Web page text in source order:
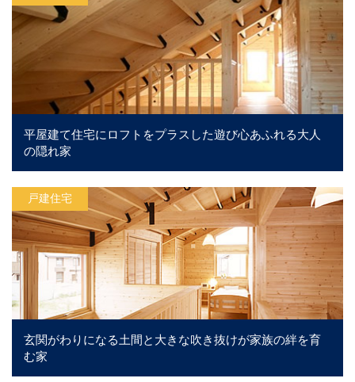
平屋建て住宅にロフトをプラスした遊び心あふれる大人
の隠れ家
戸建住宅
玄関がわりになる土間と大きな吹き抜けが家族の絆を育
む家